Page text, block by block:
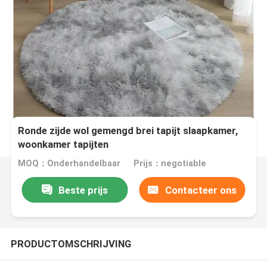
Ronde zijde wol gemengd brei tapijt slaapkamer,
woonkamer tapijten
MOQ：Onderhandelbaar Prijs：negotiable
Beste prijs Contacteer ons
PRODUCTOMSCHRIJVING